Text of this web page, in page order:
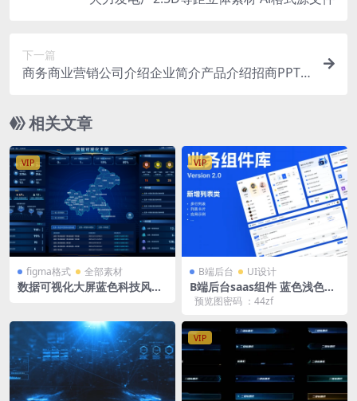
下一篇
商务商业营销公司介绍企业简介产品介绍招商PPT
相关文章
VIP
figma格式 全部素材
数据可视化大屏蓝色科技风fig
VIP
B端后台 UI设计
B端后台saas组件 蓝色浅色业
务组件库 figma格式后台业务
预览图密码 ：44zf
VIP